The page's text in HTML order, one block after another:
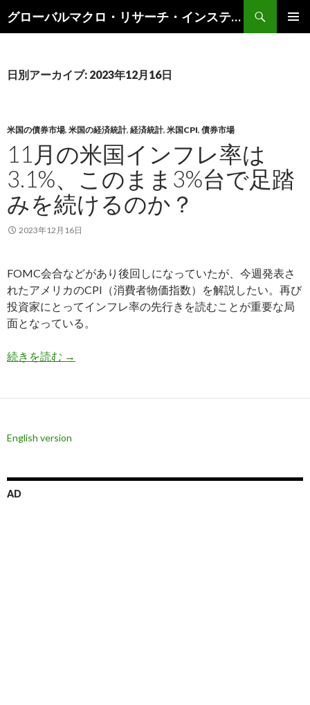
グローバルマクロ・リサーチ・インスティテュート
索
ン
キ
ッ
プ
日別アーカイブ: 2023年12月16日
米国の債券市場, 米国の経済統計, 経済統計, 米国CPI, 債券市場
11月の米国インフレ率は
3.1%、このまま3%台で足踏
みを続けるのか？
2023年12月16日
FOMC会合などがあり後回しになっていたが、今週発表さ
れたアメリカのCPI（消費者物価指数）を解説したい。再び
投資家にとってインフレ率の先行きを読むことが重要な局
面となっている。
続きを読む 11月の米国インフレ率は3.1%、このまま3%台で
→
English version
AD